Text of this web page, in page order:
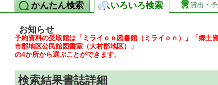
かんたん検索 いろいろ検索 貸出・
お知らせ
予約資料の受取館は「ミライｏｎ図書館（ミライｏｎ）」「郷
市郡地区公民館図書室（大村郡地区）」
の4か所から選ぶことができます。
検索結果書誌詳細